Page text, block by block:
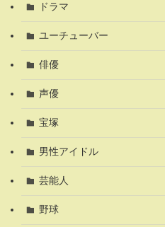
ドラマ
ユーチューバー
俳優
声優
宝塚
男性アイドル
芸能人
野球